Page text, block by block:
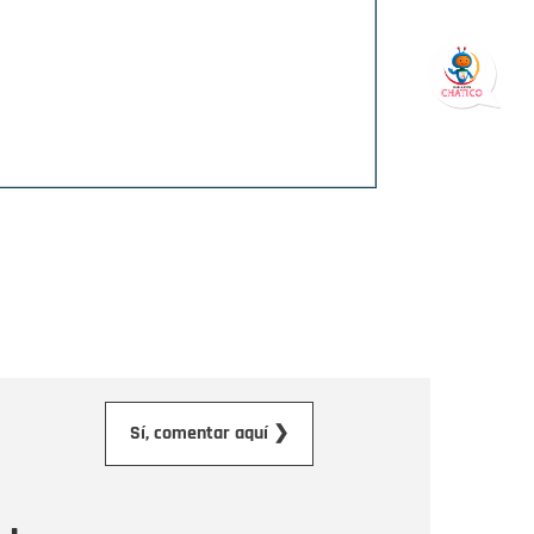
Sí, comentar aquí ❯